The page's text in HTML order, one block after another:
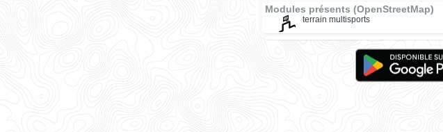
Modules présents (OpenStreetMap)
terrain multisports